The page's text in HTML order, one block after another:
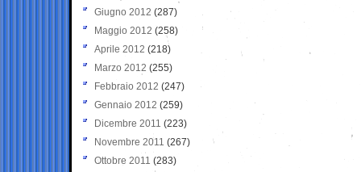
Giugno 2012 (287)
Maggio 2012 (258)
Aprile 2012 (218)
Marzo 2012 (255)
Febbraio 2012 (247)
Gennaio 2012 (259)
Dicembre 2011 (223)
Novembre 2011 (267)
Ottobre 2011 (283)